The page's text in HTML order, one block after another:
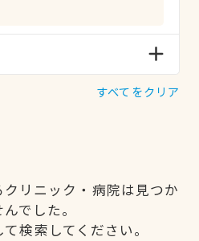
すべてをクリア
リニック・病院は見つか
でした。
検索してください。